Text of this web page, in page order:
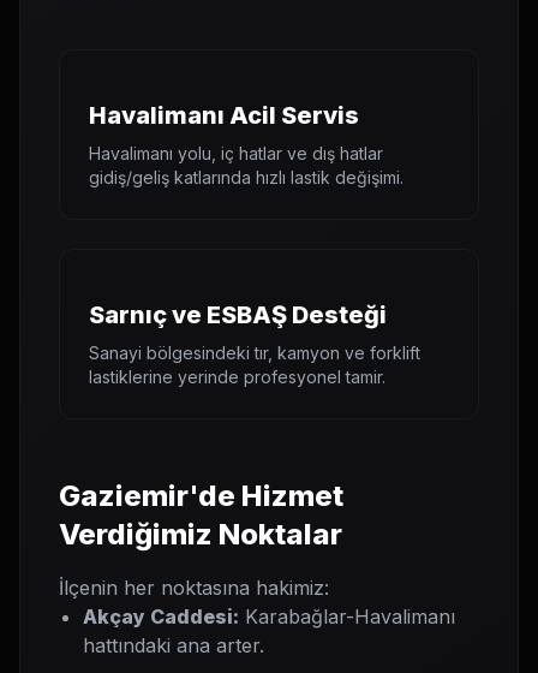
Havalimanı Acil Servis
Havalimanı yolu, iç hatlar ve dış hatlar
gidiş/geliş katlarında hızlı lastik değişimi.
Sarnıç ve ESBAŞ Desteği
Sanayi bölgesindeki tır, kamyon ve forklift
lastiklerine yerinde profesyonel tamir.
Gaziemir'de Hizmet
Verdiğimiz Noktalar
İlçenin her noktasına hakimiz:
Akçay Caddesi: Karabağlar-Havalimanı
hattındaki ana arter.